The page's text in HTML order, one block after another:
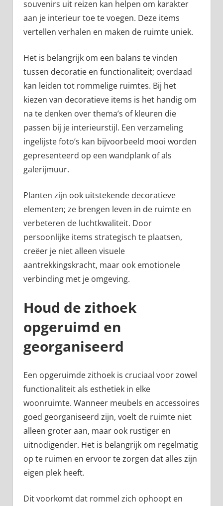
souvenirs uit reizen kan helpen om karakter
aan je interieur toe te voegen. Deze items
vertellen verhalen en maken de ruimte uniek.
Het is belangrijk om een balans te vinden
tussen decoratie en functionaliteit; overdaad
kan leiden tot rommelige ruimtes. Bij het
kiezen van decoratieve items is het handig om
na te denken over thema’s of kleuren die
passen bij je interieurstijl. Een verzameling
ingelijste foto’s kan bijvoorbeeld mooi worden
gepresenteerd op een wandplank of als
galerijmuur.
Planten zijn ook uitstekende decoratieve
elementen; ze brengen leven in de ruimte en
verbeteren de luchtkwaliteit. Door
persoonlijke items strategisch te plaatsen,
creëer je niet alleen visuele
aantrekkingskracht, maar ook emotionele
verbinding met je omgeving.
Houd de zithoek
opgeruimd en
georganiseerd
Een opgeruimde zithoek is cruciaal voor zowel
functionaliteit als esthetiek in elke
woonruimte. Wanneer meubels en accessoires
goed georganiseerd zijn, voelt de ruimte niet
alleen groter aan, maar ook rustiger en
uitnodigender. Het is belangrijk om regelmatig
op te ruimen en ervoor te zorgen dat alles zijn
eigen plek heeft.
Dit voorkomt dat rommel zich ophoopt en